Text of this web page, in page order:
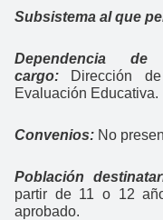
Subsistema al que
Dependencia
cargo:
Dirección
Evaluación Educativa.
Convenios: No
Población
partir de 11 o 12
aprobado.